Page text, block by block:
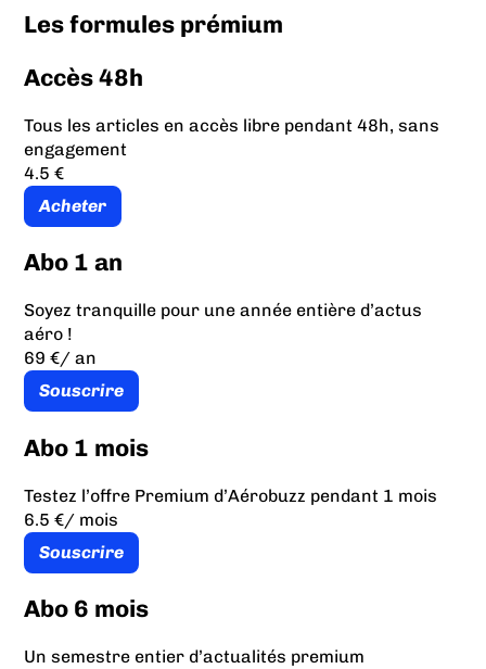
Les formules prémium
Accès 48h
Tous les articles en accès libre pendant 48h, sans
engagement
4.5 €
Acheter
Abo 1 an
Soyez tranquille pour une année entière d’actus
aéro !
69 €/ an
Souscrire
Abo 1 mois
Testez l’offre Premium d’Aérobuzz pendant 1 mois
6.5 €/ mois
Souscrire
Abo 6 mois
Un semestre entier d’actualités premium